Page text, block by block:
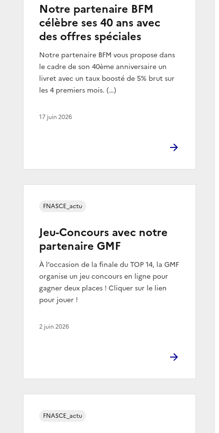
Notre partenaire BFM
célèbre ses 40 ans avec
des offres spéciales
Notre partenaire BFM vous propose dans
le cadre de son 40ème anniversaire un
livret avec un taux boosté de 5% brut sur
les 4 premiers mois. (…)
17 juin 2026
Jeu-Concours avec notre
partenaire GMF
À l’occasion de la finale du TOP 14, la GMF
organise un jeu concours en ligne pour
gagner deux places ! Cliquer sur le lien
pour jouer !
FNASCE_actu
2 juin 2026
FNASCE_actu